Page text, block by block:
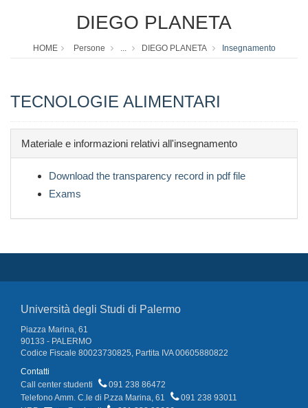
DIEGO PLANETA
HOME Persone ... DIEGO PLANETA Insegnamento
TECNOLOGIE ALIMENTARI
Materiale e informazioni relativi all'insegnamento
Download the transparency record in pdf file
Exams
Università degli Studi di Palermo
Piazza Marina, 61
90133 - PALERMO
Codice Fiscale 80023730825, Partita IVA 00605880822
Contatti
Call center studenti
091 238 86472
Telefono Amm. C.le di P.zza Marina, 61
091 238 93011